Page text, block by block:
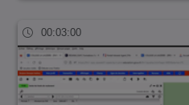
00:03:00